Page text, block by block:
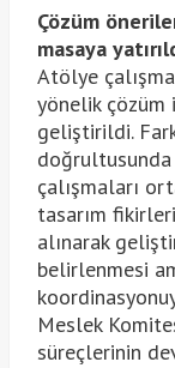
Çözüm
masaya
Atölye
yönelik çözüm
geliştirildi.
çalışmaları
tasarım
alınarak
belirlenmesi
Meslek
süreçlerinin